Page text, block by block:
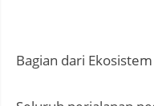
Bagian dari